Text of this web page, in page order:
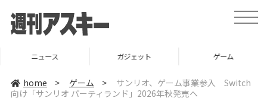
t
o
v
ニュース ガジェット ゲーム
home > ゲーム >
サンリオ、ゲーム事業参入 Switch
向け「サンリオ パーティランド」2026年秋発売へ